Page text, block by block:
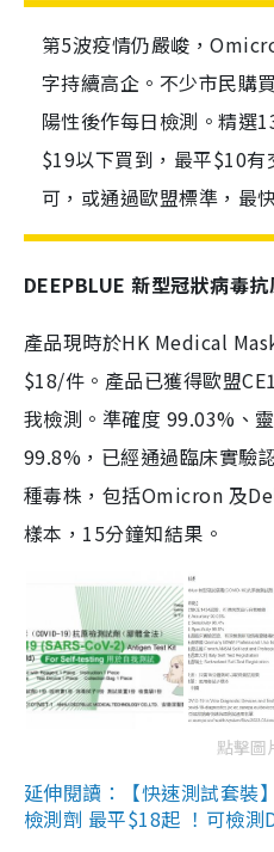
第5波疫情仍嚴峻，
字持續高企。不少市民購
陽性後作每日檢測。精選
$19以下買到，最平$10
可，或通過歐盟標準，最
DEEPBLUE 新型冠狀病毒
產品現時於HK Medical
$18/件。產品已獲得歐盟
我檢測。準確度 99.03%、
99.8%，已經通過臨床實驗
種毒株，包括Omicron 及
樣本，15分鐘知結果。
點擊圖
延伸閱讀：【快速測試套裝
檢測劑 最平$18起 ！可檢